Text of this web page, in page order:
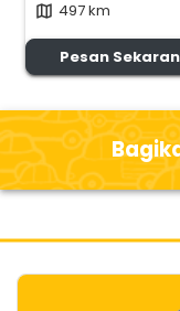
map 497 km
Pesan